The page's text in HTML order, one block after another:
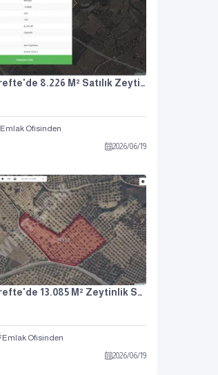
Tekirdağ Şarköy Mürefte'de 8.226 M² Satılık Zeytinlik
Emlak Ofisinden
2026/06/19
Tekirdağ Şarköy Mürefte'de 13.085 M² Zeytinlik Satılık
Emlak Ofisinden
2026/06/19